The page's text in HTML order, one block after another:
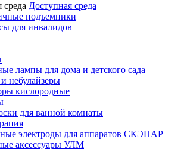
Доступная среда
подъемники
для инвалидов
лампы для дома и детского сада
небулайзеры
кислородные
для ванной комнаты
электроды для аппаратов СКЭНАР
аксессуары УЛМ